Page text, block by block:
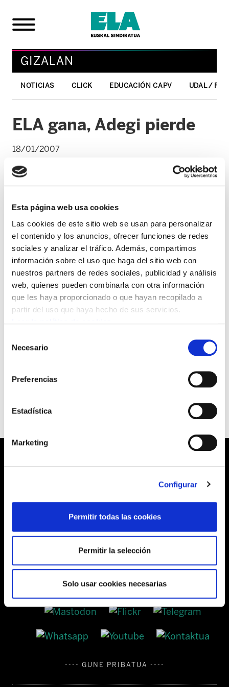
Esta página web usa cookies
Las cookies de este sitio web se usan para personalizar
el contenido y los anuncios, ofrecer funciones de redes
sociales y analizar el tráfico. Además, compartimos
información sobre el uso que haga del sitio web con
nuestros partners de redes sociales, publicidad y análisis
web, quienes pueden combinarla con otra información
que les haya proporcionado o que hayan recopilado a
partir del uso que haya hecho de sus servicios.
Necesario
Preferencias
Estadística
Marketing
Configurar
Permitir todas las cookies
Permitir la selección
Solo usar cookies necesarias
GIZALAN
NOTICIAS CLICK EDUCACIÓN CAPV UDAL /
ELA gana, Adegi pierde
18/01/2007
GIZALAN
ELA ha presentado hoy, 18 de enero, en
Donostia los resultados de las elecciones
de representación, un 0,14% más que
hace cuatro años, sitúa al sindicato a tan
sólo cinco puntos de la mayoría absoluta
en este territorio.
Estos resultados deberían hacer reflexionar a la patronal Adegi, que con el
Elorrieta, que junto al responsable de negociación colectiva, Adolfo Muñoz y la
presentación de los resultados ante los medios de comunicación.
Barrainkua, 13 48009 BILBO
Tel:944 03 77 00
SEDES
---- GUNE PRIBATUA ----